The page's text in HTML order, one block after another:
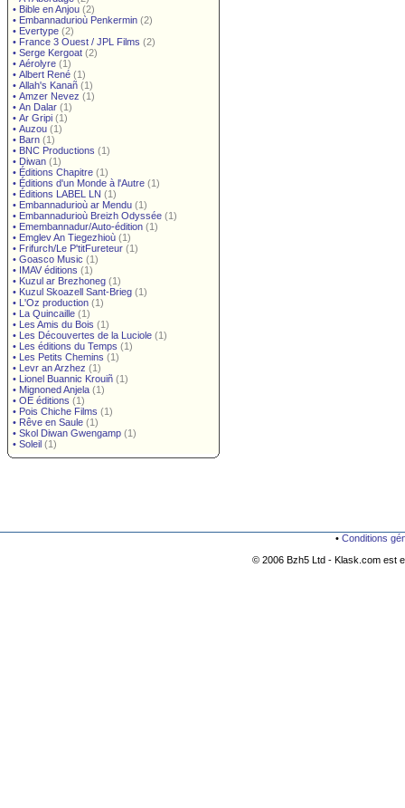
• Bible en Anjou (2)
• Embannadurioù Penkermin (2)
• Evertype (2)
• France 3 Ouest / JPL Films (2)
• Serge Kergoat (2)
• Aérolyre (1)
• Albert René (1)
• Allah's Kanañ (1)
• Amzer Nevez (1)
• An Dalar (1)
• Ar Gripi (1)
• Auzou (1)
• Barn (1)
• BNC Productions (1)
• Diwan (1)
• Éditions Chapitre (1)
• Éditions d'un Monde à l'Autre (1)
• Éditions LABEL LN (1)
• Embannadurioù ar Mendu (1)
• Embannadurioù Breizh Odyssée (1)
• Emembannadur/Auto-édition (1)
• Emglev An Tiegezhioù (1)
• Frifurch/Le P'titFureteur (1)
• Goasco Music (1)
• IMAV éditions (1)
• Kuzul ar Brezhoneg (1)
• Kuzul Skoazell Sant-Brieg (1)
• L'Oz production (1)
• La Quincaille (1)
• Les Amis du Bois (1)
• Les Découvertes de la Luciole (1)
• Les éditions du Temps (1)
• Les Petits Chemins (1)
• Levr an Arzhez (1)
• Lionel Buannic Krouiñ (1)
• Mignoned Anjela (1)
• OE éditions (1)
• Pois Chiche Films (1)
• Rêve en Saule (1)
• Skol Diwan Gwengamp (1)
• Soleil (1)
• Conditions
© 2006 Bzh5 Ltd - Klask.com est